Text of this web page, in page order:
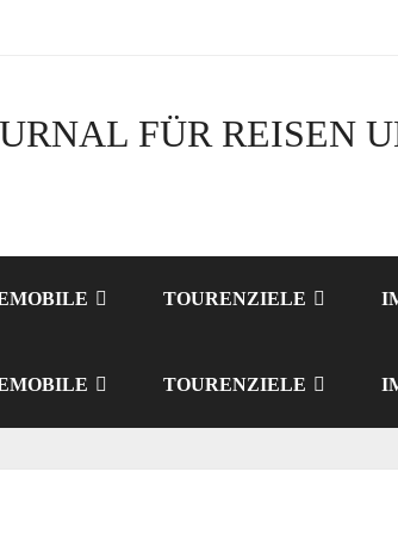
FÜR REISEN
TOURENZIELE
TOURENZIELE